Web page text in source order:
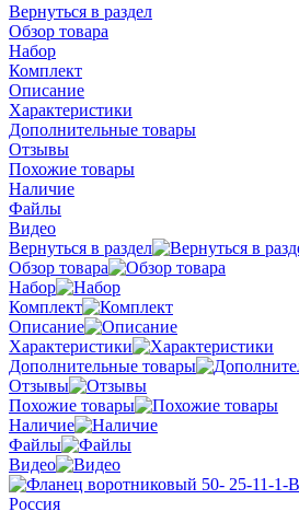
Вернуться в раздел
Обзор товара
Набор
Комплект
Описание
Характеристики
Дополнительные товары
Отзывы
Похожие товары
Наличие
Файлы
Видео
Вернуться в раздел
Обзор товара
Набор
Комплект
Описание
Характеристики
Дополнительные товары
Отзывы
Похожие товары
Наличие
Файлы
Видео